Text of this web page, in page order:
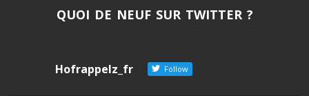
QUOI DE NEUF SUR TWITTER ?
Hofrappelz_fr Follow